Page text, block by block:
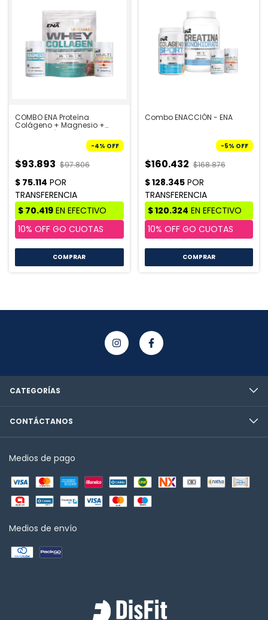
COMBO ENA Proteína
Colágeno + Magnesio +
Multivitamínico
-4% OFF
$93.893 $97.806
COMPRAR
Combo ENACCIÓN - ENA
-5% OFF
$160.432 $168.876
COMPRAR
CATEGORÍAS
CONTÁCTANOS
Medios de pago
Medios de envío